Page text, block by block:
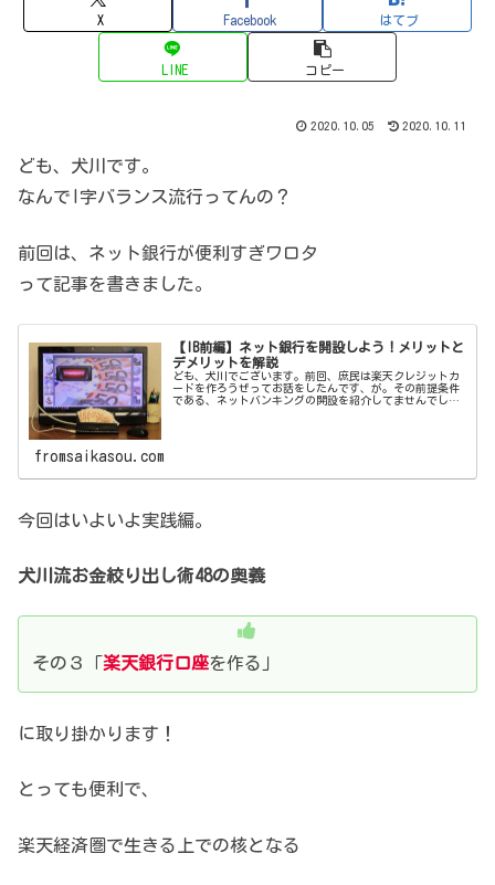
X Facebook はてブ
LINE コピー
2020.10.05 2020.10.11
ども、犬川です。
なんでI字バランス流行ってんの？
前回は、ネット銀行が便利すぎワロタ
って記事を書きました。
【IB前編】ネット銀行を開設しよう！メリットと
デメリットを解説
ども、犬川でございます。前回、庶民は楽天クレジットカ
ードを作ろうぜってお話をしたんです、が。その前提条件
である、ネットバンキングの開設を紹介してませんでし
fromsaikasou.com
今回はいよいよ実践編。
犬川流お金絞り出し術48の奥義
その３「楽天銀行口座を作る」
に取り掛かります！
とっても便利で、
楽天経済圏で生きる上での核となる